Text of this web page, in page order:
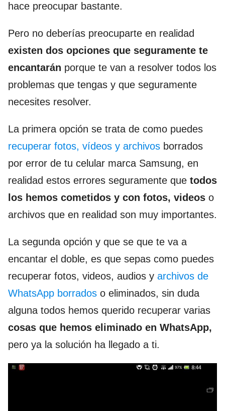
hace preocupar bastante.
Pero no deberías preocuparte en realidad
existen dos opciones que seguramente te
encantarán porque te van a resolver todos los
problemas que tengas y que seguramente
necesites resolver.
La primera opción se trata de como puedes
recuperar fotos, vídeos y archivos borrados
por error de tu celular marca Samsung, en
realidad estos errores seguramente que todos
los hemos cometidos y con fotos, videos o
archivos que en realidad son muy importantes.
La segunda opción y que se que te va a
encantar el doble, es que sepas como puedes
recuperar fotos, videos, audios y archivos de
WhatsApp borrados o eliminados, sin duda
alguna todos hemos querido recuperar varias
cosas que hemos eliminado en WhatsApp,
pero ya la solución ha llegado a ti.